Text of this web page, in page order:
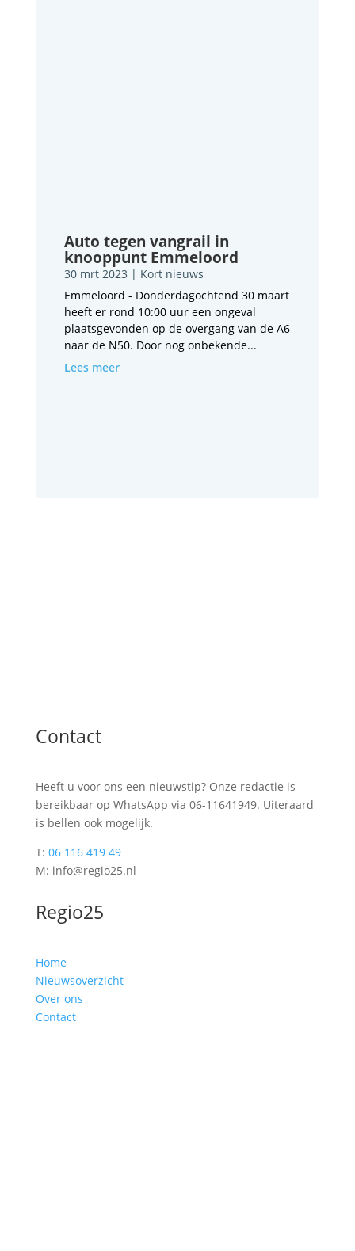
Auto tegen vangrail in
knooppunt Emmeloord
30 mrt 2023 | Kort nieuws
Emmeloord - Donderdagochtend 30 maart
heeft er rond 10:00 uur een ongeval
plaatsgevonden op de overgang van de A6
naar de N50. Door nog onbekende...
Lees meer
Contact
Heeft u voor ons een nieuwstip? Onze redactie is
bereikbaar op WhatsApp via 06-11641949. Uiteraard
is bellen ook mogelijk.
T: 06 116 419 49
M: info@regio25.nl
Regio25
Home
Nieuwsoverzicht
Over ons
Contact